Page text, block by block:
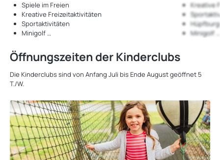
Spiele im Freien
Kreative Freizeitaktivitäten
Sportaktivitäten
Minigolf …
Kreative
Minigolf …
Öffnungszeiten der Kinderclubs
Die Kinderclubs sind von Anfang Juli bis Ende August geöffnet 5
T./W.